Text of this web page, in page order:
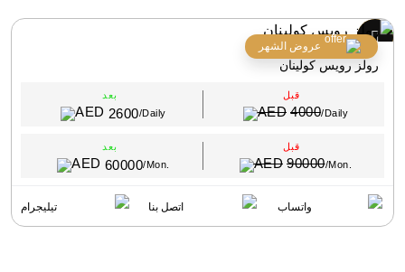
عروض الشهر
رولز رويس كولينان
قبل
4000/Daily
بعد
2600/Daily
قبل
90000/Mon.
بعد
60000/Mon.
واتساب اتصل بنا تيليجرام